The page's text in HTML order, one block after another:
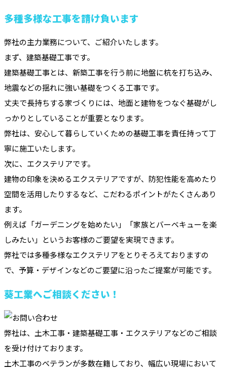
多種多様な工事を請け負います
弊社の主力業務について、ご紹介いたします。
まず、建築基礎工事です。
建築基礎工事とは、新築工事を行う前に地盤に杭を打ち込み、
地震などの揺れに強い基礎をつくる工事です。
丈夫で長持ちする家づくりには、地面と建物をつなぐ基礎がし
っかりとしていることが重要となります。
弊社は、安心して暮らしていくための基礎工事を責任持って丁
寧に施工いたします。
次に、エクステリアです。
建物の印象を決めるエクステリアですが、防犯性能を高めたり
空間を活用したりするなど、こだわるポイントがたくさんあり
ます。
例えば「ガーデニングを始めたい」「家族とバーベキューを楽
しみたい」というお客様のご要望を実現できます。
弊社では多種多様なエクステリアをとりそろえておりますの
で、予算・デザインなどのご要望に沿ったご提案が可能です。
葵工業へご相談ください！
弊社は、土木工事・建築基礎工事・エクステリアなどのご相談
を受け付けております。
土木工事のベテランが多数在籍しており、幅広い現場において